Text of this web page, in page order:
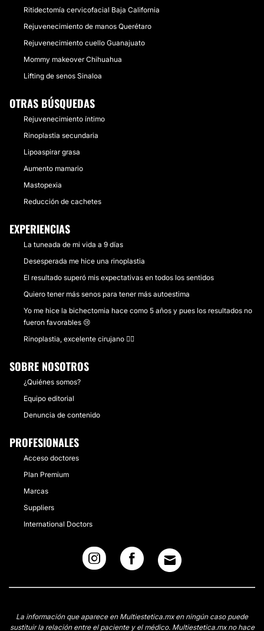
Ritidectomía cervicofacial Baja California
Rejuvenecimiento de manos Querétaro
Rejuvenecimiento cuello Guanajuato
Mommy makeover Chihuahua
Lifting de senos Sinaloa
OTRAS BÚSQUEDAS
Rejuvenecimiento íntimo
Rinoplastia secundaria
Lipoaspirar grasa
Aumento mamario
Mastopexia
Reducción de cachetes
EXPERIENCIAS
La tuneada de mi vida a 9 días
Desesperada me hice una rinoplastia
El resultado superó mis expectativas en todos los sentidos
Quiero tener más senos para tener más autoestima
Yo me hice la bichectomia hace como 5 años y pues los resultados no
fueron favorables 😢
Rinoplastia, excelente cirujano 👌🏻
SOBRE NOSOTROS
¿Quiénes somos?
Equipo editorial
Denuncia de contenido
PROFESIONALES
Acceso doctores
Plan Premium
Marcas
Suppliers
International Doctors
La información que aparece en Multiestetica.mx en ningún caso puede
sustituir la relación entre el paciente y el médico. Multiestetica.mx no hace